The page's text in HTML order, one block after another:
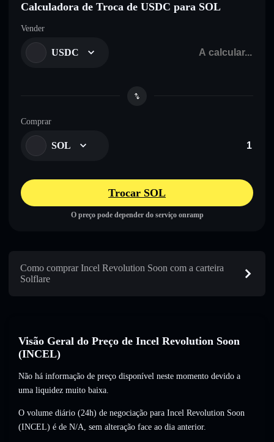
Calculadora de Troca de USDC para SOL
Vender
USDC
Comprar
SOL
Trocar SOL
O preço pode depender do serviço onramp
Como comprar Incel Revolution Soon com a carteira
Solflare
Visão Geral do Preço de Incel Revolution Soon
(INCEL)
Não há informação de preço disponível neste momento devido a
uma liquidez muito baixa.
O volume diário (24h) de negociação para Incel Revolution Soon
(INCEL) é de N/A, sem alteração face ao dia anterior.